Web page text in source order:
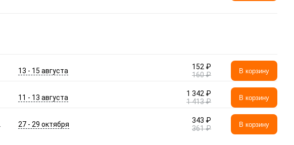
13 - 15 августа
152 ₽
160 ₽
В корзину
11 - 13 августа
1 342 ₽
1 413 ₽
В корзину
27 - 29 октября
343 ₽
361 ₽
В корзину